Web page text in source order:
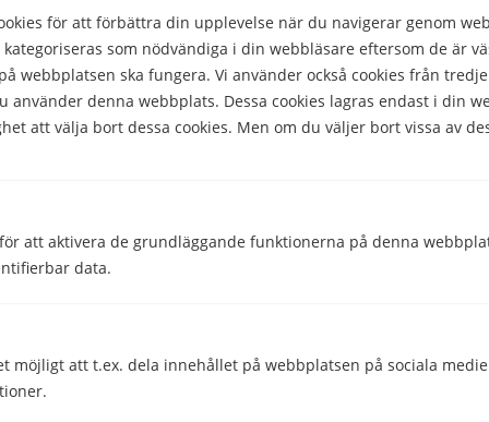
för att förbättra din upplevelse när du navigerar genom
kategoriseras som nödvändiga i din webbläsare eftersom de är
webbplatsen ska fungera. Vi använder också cookies från
använder denna webbplats. Dessa cookies lagras endast i din
att välja bort dessa cookies. Men om du väljer bort vissa av
att aktivera de grundläggande funktionerna på denna
data.
möjligt att t.ex. dela innehållet på webbplatsen på sociala